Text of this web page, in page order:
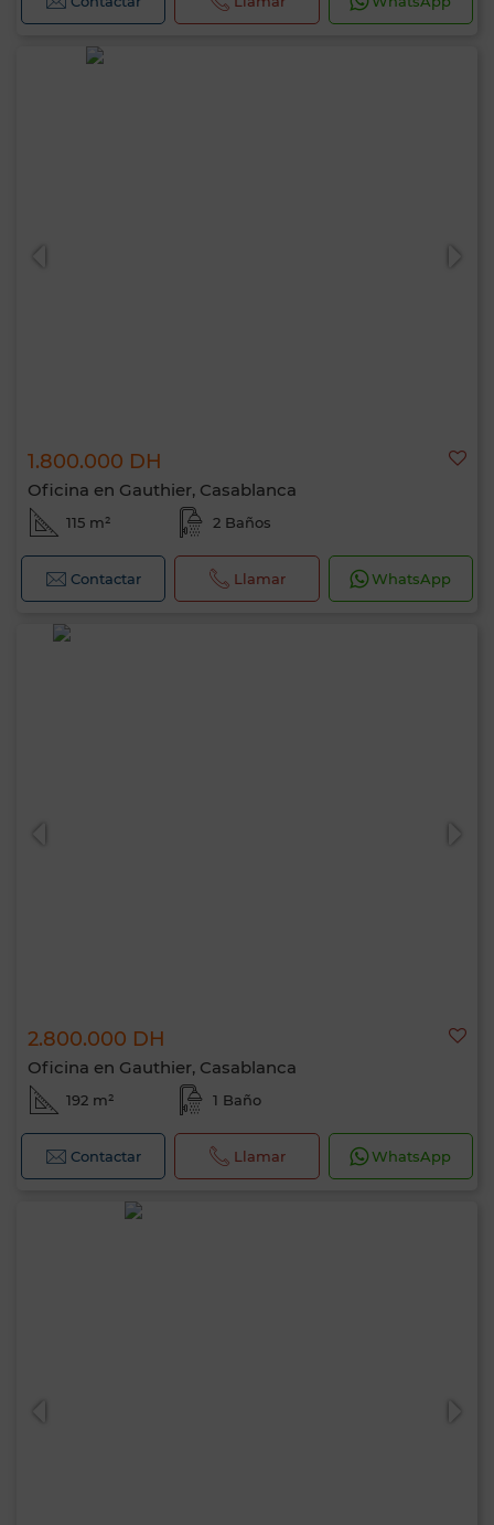
1.800.000 DH
Oficina en Gauthier, Casablanca
115 m² 2 Baños
Contactar Llamar WhatsApp
2.800.000 DH
Oficina en Gauthier, Casablanca
192 m² 1 Baño
Contactar Llamar WhatsApp